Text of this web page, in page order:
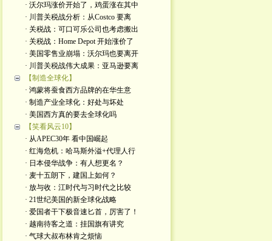
· 沃尔玛涨价开始了，鸡蛋涨在其中
· 川普关税战分析：从Costco 要离
· 关税战：可口可乐公司也考虑搬出
· 关税战：Home Depot 开始涨价了
· 美国零售业崩塌：沃尔玛也要离开
· 川普关税战伟大成果：亚马逊要离
【制造全球化】
· 鸿蒙将蚕食西方品牌的在华生意
· 制造产业全球化：好处与坏处
· 美国西方真的要去全球化吗
【笑看风云10】
· 从APEC30年 看中国崛起
· 红海危机：哈马斯外溢+代理人行
· 日本侵华战争：有人想更名？
· 麦十五朗下，建国上如何？
· 放与收：江时代与习时代之比较
· 21世纪美国的新全球化战略
· 爱国者干下极音速匕首，厉害了！
· 越南待客之道：挂国旗有讲究
· 气球大叔布林肯之烦恼